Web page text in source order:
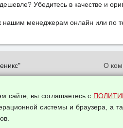
Убедитесь в качестве и
нашим менеджерам онлайн или по
О
сайте, вы соглашаетесь с
системы и браузера, а